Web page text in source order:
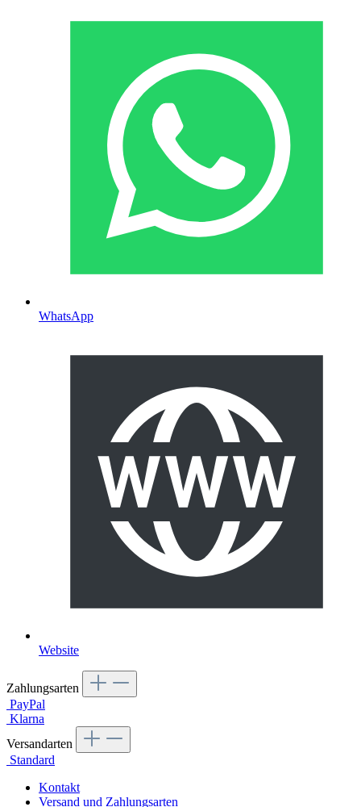
WhatsApp
Website
Zahlungsarten
PayPal
Klarna
Versandarten
Standard
Kontakt
Versand und Zahlungsarten